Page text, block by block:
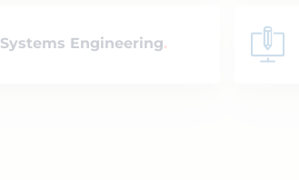
Systems Engineering